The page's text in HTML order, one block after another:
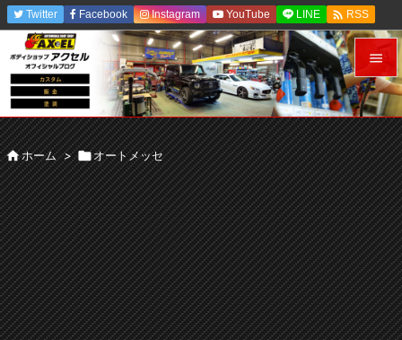


メニュ

前へ

次へ

検索
Twitter Facebook Instagram YouTube LINE  RSS
Feedly
ホーム > オートメッセ